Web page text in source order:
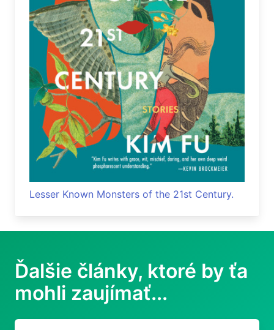
Lesser Known Monsters of the 21st Century.
Ďalšie články, ktoré by ťa
mohli zaujímať...